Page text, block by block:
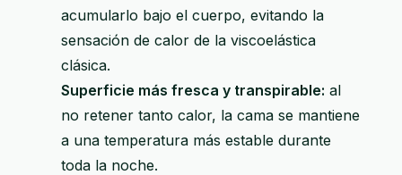
acumularlo bajo el cuerpo, evitando la
sensación de calor de la viscoelástica
clásica.
Superficie más fresca y transpirable: al
no retener tanto calor, la cama se mantiene
a una temperatura más estable durante
toda la noche.